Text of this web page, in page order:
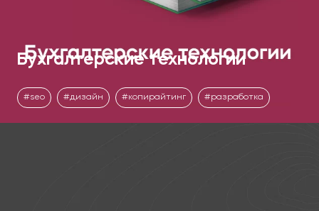
Бухгалтерские технологии
seo дизайн копирайтинг разработка